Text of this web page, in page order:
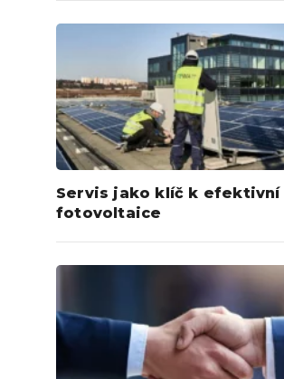
Servis jako klíč k efektivní
fotovoltaice